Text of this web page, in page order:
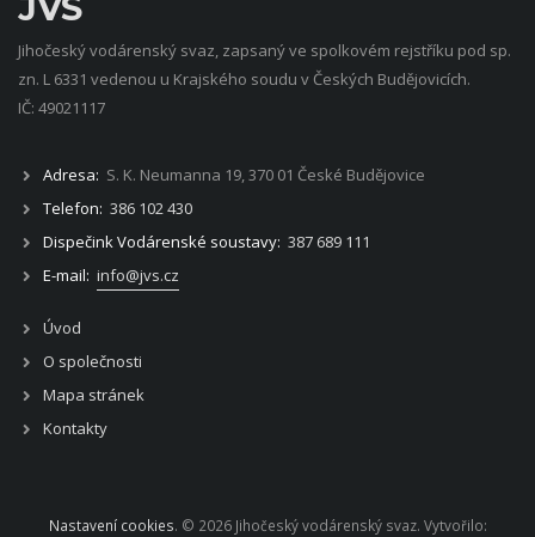
Jihočeský vodárenský svaz, zapsaný ve spolkovém rejstříku pod sp.
zn. L 6331 vedenou u Krajského soudu v Českých Budějovicích.
IČ: 49021117
Adresa: S. K. Neumanna 19, 370 01 České Budějovice
Telefon: 386 102 430
Dispečink Vodárenské soustavy: 387 689 111
E-mail: info@jvs.cz
Úvod
O společnosti
Mapa stránek
Kontakty
Nastavení cookies. © 2026 Jihočeský vodárenský svaz. Vytvořilo: